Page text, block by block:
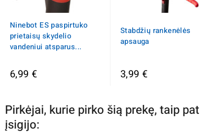
Ninebot ES paspirtuko
prietaisų skydelio
vandeniui atsparus...
6,99 €
Stabdžių rankenėlės
apsauga
3,99 €
Pirkėjai, kurie pirko šią prekę, taip pat
įsigijo: